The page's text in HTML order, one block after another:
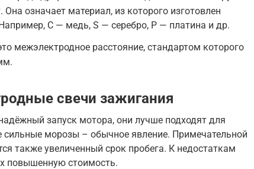
означает материал, из которого изготовлен
C — медь, S — серебро, P — платина и др.
межэлектродное расстояние, стандартом которого
свечи зажигания
запуск мотора, они лучше подходят для
сильные морозы – обычное явление. Примечательной
также увеличенный срок пробега. К недостаткам
повышенную стоимость.